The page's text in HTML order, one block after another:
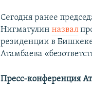
Сегодня ранее
Нигматулинназвал
резиденции в
Атамбаева
Пресс-конференция